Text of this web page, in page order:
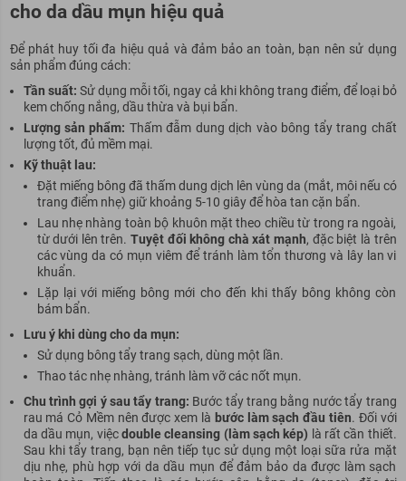
cho da dầu mụn hiệu quả
Để phát huy tối đa hiệu quả và đảm bảo an toàn, bạn nên sử dụng
sản phẩm đúng cách:
Tần suất: Sử dụng mỗi tối, ngay cả khi không trang điểm, để loại bỏ
kem chống nắng, dầu thừa và bụi bẩn.
Lượng sản phẩm: Thấm đẫm dung dịch vào bông tẩy trang chất
lượng tốt, đủ mềm mại.
Kỹ thuật lau:
Đặt miếng bông đã thấm dung dịch lên vùng da (mắt, môi nếu có
trang điểm nhẹ) giữ khoảng 5-10 giây để hòa tan cặn bẩn.
Lau nhẹ nhàng toàn bộ khuôn mặt theo chiều từ trong ra ngoài,
từ dưới lên trên. Tuyệt đối không chà xát mạnh, đặc biệt là trên
các vùng da có mụn viêm để tránh làm tổn thương và lây lan vi
khuẩn.
Lặp lại với miếng bông mới cho đến khi thấy bông không còn
bám bẩn.
Lưu ý khi dùng cho da mụn:
Sử dụng bông tẩy trang sạch, dùng một lần.
Thao tác nhẹ nhàng, tránh làm vỡ các nốt mụn.
Chu trình gợi ý sau tẩy trang: Bước tẩy trang bằng nước tẩy trang
rau má Cỏ Mềm nên được xem là bước làm sạch đầu tiên. Đối với
da dầu mụn, việcdouble cleansing (làm sạch kép) là rất cần thiết.
Sau khi tẩy trang, bạn nên tiếp tục sử dụng một loại sữa rửa mặt
dịu nhẹ, phù hợp với da dầu mụn để đảm bảo da được làm sạch